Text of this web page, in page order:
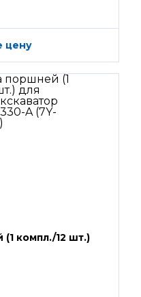
цену
компл./12 шт.)